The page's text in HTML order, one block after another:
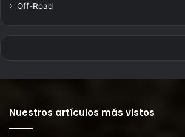
Off-Road
Nuestros artículos más vistos